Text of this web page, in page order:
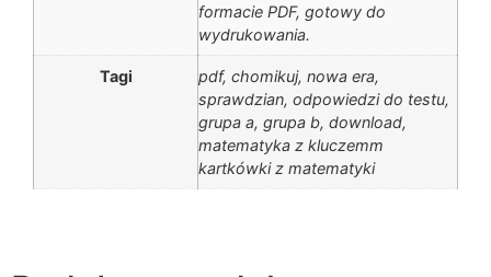
formacie PDF, gotowy do
wydrukowania.
Tagi
pdf, chomikuj, nowa era,
sprawdzian, odpowiedzi do testu,
grupa a, grupa b, download,
matematyka z kluczemm
kartkówki z matematyki